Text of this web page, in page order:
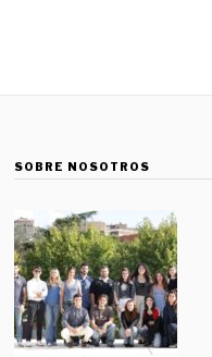
SOBRE NOSOTROS